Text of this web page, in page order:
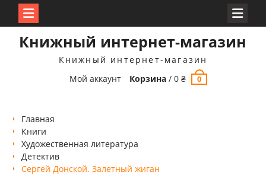
Книжный интернет-магазин
Книжный интернет-магазин
Мой аккаунт
Корзина /0₴ 0
Главная
Книги
Xудожественная литература
Детектив
Сергей Донской. Залетный жиган